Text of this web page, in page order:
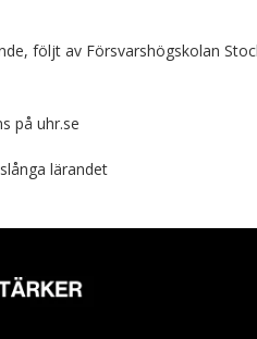
följt av Försvarshögskolan
på uhr.se
lärandet